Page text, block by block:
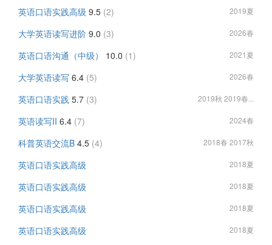
英语口语实践高级 9.5 (2) 2019夏
大学英语读写进阶 9.0 (3) 2026春
英语口语沟通（中级） 10.0 (1) 2021夏
大学英语读写 6.4 (5) 2026春
英语口语实践 5.7 (3) 2019秋 2019春...
英语读写II 6.4 (7) 2024春
科普英语交流B 4.5 (4) 2018春 2017秋
英语口语实践高级 2018夏
英语口语实践高级 2018夏
英语口语实践高级 2018夏
英语口语实践高级 2018夏